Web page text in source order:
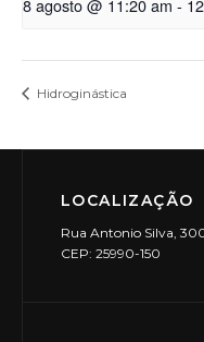
8 agosto @ 11:20 am -
Hidroginástica
LOCALIZAÇÃO
Rua Antonio Silva,
CEP: 25990-150